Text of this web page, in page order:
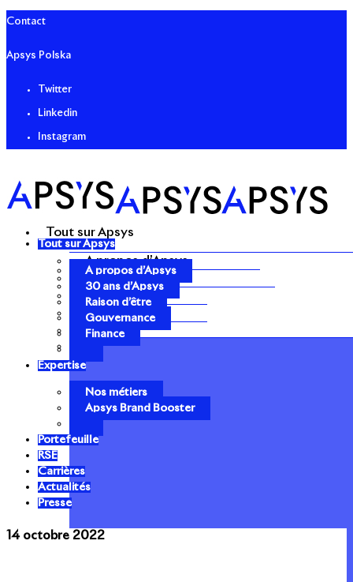
Contact
Apsys Polska
Twitter
Linkedin
Instagram
Tout sur Apsys
A propos d’Apsys
30 ans d’Apsys
Raison d’être
Gouvernance
Finance
Tout sur Apsys
A propos d’Apsys
30 ans d’Apsys
Raison d’être
Gouvernance
Finance
Expertise
Nos métiers
Apsys Brand Booster
Portefeuille
RSE
Carrières
Actualités
Presse
14 octobre 2022